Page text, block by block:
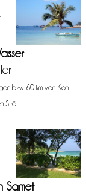
bzw. 60 km von Koh
Strä
Samet